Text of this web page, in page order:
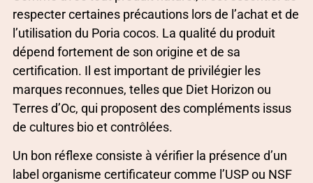
respecter certaines précautions lors de l’achat et de
l’utilisation du Poria cocos. La qualité du produit
dépend fortement de son origine et de sa
certification. Il est important de privilégier les
marques reconnues, telles que Diet Horizon ou
Terres d’Oc, qui proposent des compléments issus
de cultures bio et contrôlées.
Un bon réflexe consiste à vérifier la présence d’un
label organisme certificateur comme l’USP ou NSF